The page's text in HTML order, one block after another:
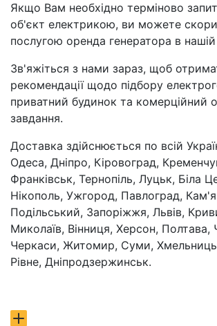
Якщо Вам необхідно терміново
об'єкт електрикою, ви можете
послугою оренда генератора в нашій
Зв'яжіться з нами зараз, щоб
рекомендації щодо підбору
приватний будинок та комерційний
завдання.
Доставка здійснюється по всій
Одеса, Дніпро, Кіровоград,
Франківськ, Тернопіль, Луцьк, Біла
Нікополь, Ужгород, Павлоград,
Подільський, Запоріжжя, Львів,
Миколаїв, Вінниця, Херсон, Полтава,
Черкаси, Житомир, Суми,
Рівне, Дніпродзержинськ.